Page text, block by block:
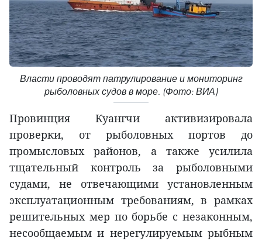
Власти проводят патрулирование и мониторинг
рыболовных судов в море. (Фото: ВИА)
Провинция Куангчи активизировала
проверки, от рыболовных портов до
промысловых районов, а также усилила
тщательный контроль за рыболовными
судами, не отвечающими установленным
эксплуатационным требованиям, в рамках
решительных мер по борьбе с незаконным,
несообщаемым и нерегулируемым рыбным